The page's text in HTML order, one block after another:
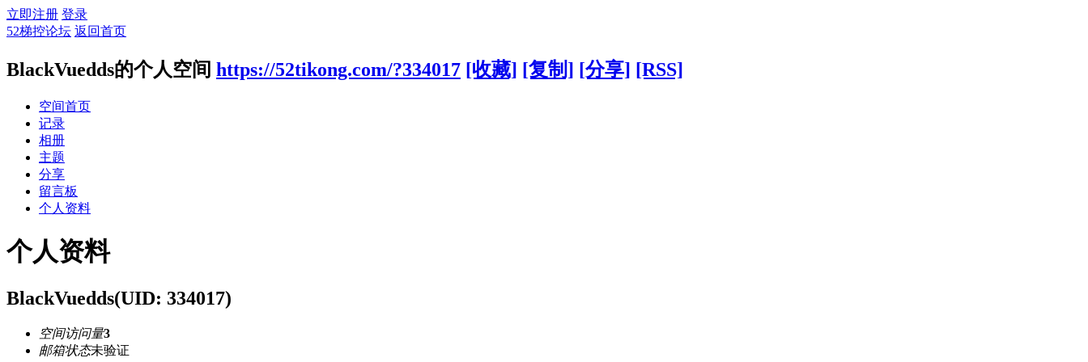
立即注册 登录
52梯控论坛 返回首页
BlackVuedds的个人空间 https://52tikong.com/?334017 [收藏] [复制] [分享] [RSS]
空间首页
记录
相册
主题
分享
留言板
个人资料
个人资料
BlackVuedds(UID: 334017)
空间访问量3
邮箱状态未验证